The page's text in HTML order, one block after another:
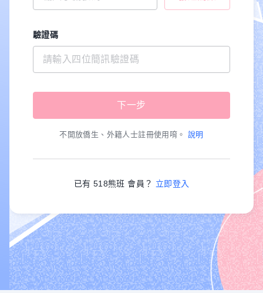
驗證碼
不開放僑生、外籍人士註冊使用唷。 說明
已有 518熊班 會員？ 立即登入